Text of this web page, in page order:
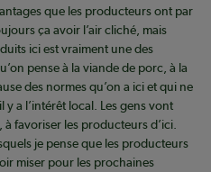
que les producteurs ont par
ça avoir l’air cliché, mais
ici est vraiment une des
pense à la viande de porc, à la
des normes qu’on a ici et qui ne
y a l’intérêt local. Les gens vont
favoriser les producteurs d’ici.
je pense que les producteurs
miser pour les prochaines